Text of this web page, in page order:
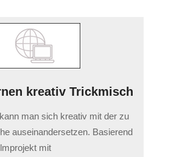
kreativ Trickmisch
man sich kreativ mit der zu
auseinandersetzen. Basierend
mit